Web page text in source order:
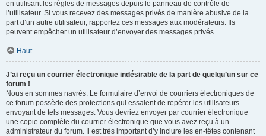
en utilisant les règles de messages depuis le panneau de contrôle de
l’utilisateur. Si vous recevez des messages privés de manière abusive de la
part d’un autre utilisateur, rapportez ces messages aux modérateurs. Ils
peuvent empêcher un utilisateur d’envoyer des messages privés.
Haut
J’ai reçu un courrier électronique indésirable de la part de quelqu’un sur ce
forum !
Nous en sommes navrés. Le formulaire d’envoi de courriers électroniques de
ce forum possède des protections qui essaient de repérer les utilisateurs
envoyant de tels messages. Vous devriez envoyer par courrier électronique
une copie complète du courrier électronique que vous avez reçu à un
administrateur du forum. Il est très important d’y inclure les en-têtes contenant